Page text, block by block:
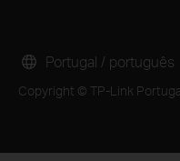
Copyright © TP-Link
Portugal / português